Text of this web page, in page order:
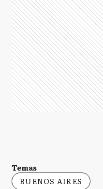
Temas
BUENOS AIRES